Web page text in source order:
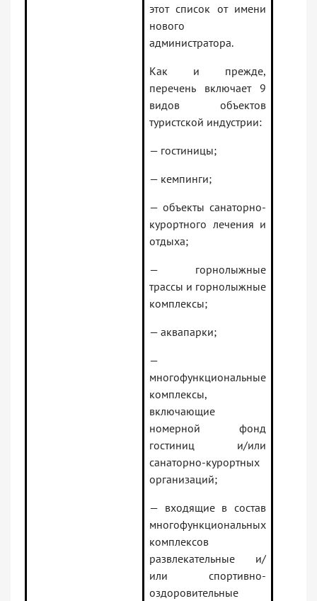
этот список от имени
нового
администратора.
Как и прежде,
перечень включает 9
видов объектов
туристской индустрии:
— гостиницы;
— кемпинги;
— объекты санаторно-
курортного лечения и
отдыха;
— горнолыжные
трассы и горнолыжные
комплексы;
— аквапарки;
—
многофункциональные
комплексы,
включающие
номерной фонд
гостиниц и/или
санаторно-курортных
организаций;
— входящие в состав
многофункциональных
комплексов
развлекательные и/
или спортивно-
оздоровительные